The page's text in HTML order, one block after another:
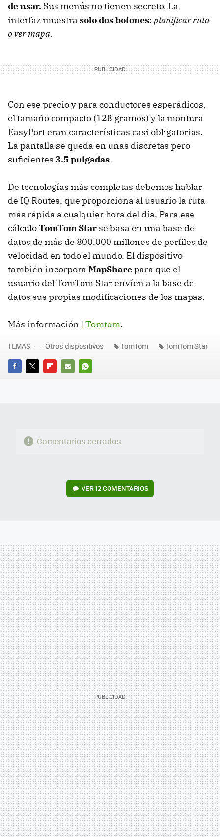
de usar. Sus menús no tienen secreto. La
interfaz muestra solo dos botones: planificar ruta
o ver mapa.
Con ese precio y para conductores esperádicos,
el tamaño compacto (128 gramos) y la montura
EasyPort eran características casi obligatorias.
La pantalla se queda en unas discretas pero
suficientes 3.5 pulgadas.
De tecnologías más completas debemos hablar
de IQ Routes, que proporciona al usuario la ruta
más rápida a cualquier hora del día. Para ese
cálculoTomTom Star se basa en una base de
datos de más de 800.000 millones de perfiles de
velocidad en todo el mundo. El dispositivo
también incorpora MapSharepara que el
usuario del TomTom Star envíen a la base de
datos sus propias modificaciones de los mapas.
Más información | Tomtom.
FACEBOOK
TWITTERFLIPBOARD
E-
WHATSAPP
TEMAS Otros dispositivos TomTom TomTom Star
Comentarios cerrados
VER12 COMENTARIOS